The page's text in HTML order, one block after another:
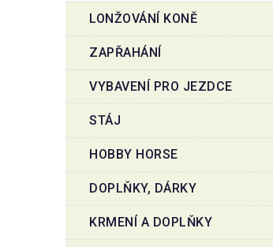
LONŽOVÁNÍ KONĚ
ZAPŘAHÁNÍ
VYBAVENÍ PRO JEZDCE
STÁJ
HOBBY HORSE
DOPLŇKY, DÁRKY
KRMENÍ A DOPLŇKY